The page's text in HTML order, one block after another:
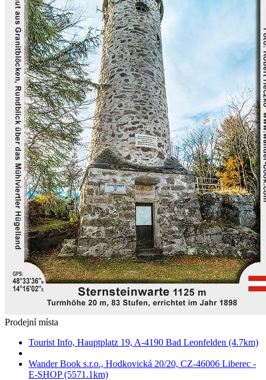
Prodejní místa
Tourist Info, Hauptplatz 19, A-4190 Bad Leonfelden (4.7km)
Wander Book s.r.o., Hodkovická 20/20, CZ-46006 Liberec -
E-SHOP (5571.1km)